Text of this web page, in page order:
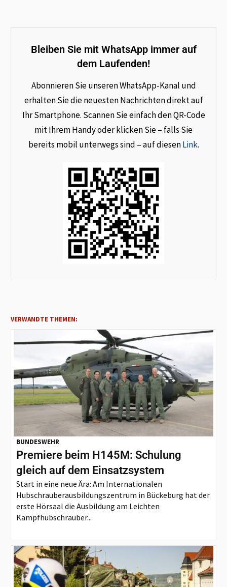
Bleiben Sie mit WhatsApp immer auf
dem Laufenden!
Abonnieren Sie unseren WhatsApp-Kanal und
erhalten Sie die neuesten Nachrichten direkt auf
Ihr Smartphone. Scannen Sie einfach den QR-Code
mit Ihrem Handy oder klicken Sie – falls Sie
bereits mobil unterwegs sind – auf diesenLink.
VERWANDTE THEMEN:
BUNDESWEHR
Premiere beim H145M: Schulung
gleich auf dem Einsatzsystem
Start in eine neue Ära: Am Internationalen
Hubschrauberausbildungszentrum in Bückeburg hat der
erste Hörsaal die Ausbildung am Leichten
Kampfhubschrauber...